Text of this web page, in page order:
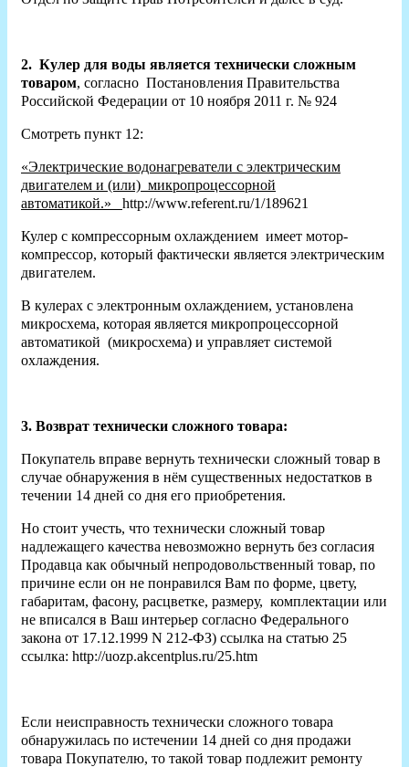
2. Кулер для воды является технически сложным
товаром, согласно Постановления Правительства
Российской Федерации от 10 ноября 2011 г. № 924
Смотреть пункт 12:
«Электрические водонагреватели с электрическим
двигателем и (или) микропроцессорной
автоматикой.» http://www.referent.ru/1/189621
Кулер с компрессорным охлаждением имеет мотор-
компрессор, который фактически является электрическим
двигателем.
В кулерах с электронным охлаждением, установлена
микросхема, которая является микропроцессорной
автоматикой (микросхема) и управляет системой
охлаждения.
3. Возврат технически сложного товара:
Покупатель вправе вернуть технически сложный товар в
случае обнаружения в нём существенных недостатков в
течении 14 дней со дня его приобретения.
Но стоит учесть, что технически сложный товар
надлежащего качества невозможно вернуть без согласия
Продавца как обычный непродовольственный товар, по
причине если он не понравился Вам по форме, цвету,
габаритам, фасону, расцветке, размеру, комплектации или
не вписался в Ваш интерьер согласно Федерального
закона от 17.12.1999 N 212-ФЗ) ссылка на статью 25
ссылка: http://uozp.akcentplus.ru/25.htm
Если неисправность технически сложного товара
обнаружилась по истечении 14 дней со дня продажи
товара Покупателю, то такой товар подлежит ремонту